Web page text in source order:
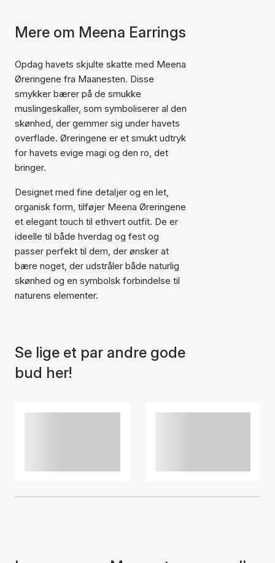
Mere om Meena Earrings
Opdag havets skjulte skatte med Meena
Øreringene fra Maanesten. Disse
smykker bærer på de smukke
muslingeskaller, som symboliserer al den
skønhed, der gemmer sig under havets
overflade. Øreringene er et smukt udtryk
for havets evige magi og den ro, det
bringer.
Designet med fine detaljer og en let,
organisk form, tilføjer Meena Øreringene
et elegant touch til ethvert outfit. De er
ideelle til både hverdag og fest og
passer perfekt til dem, der ønsker at
bære noget, der udstråler både naturlig
skønhed og en symbolsk forbindelse til
naturens elementer.
Se lige et par andre gode
bud her!